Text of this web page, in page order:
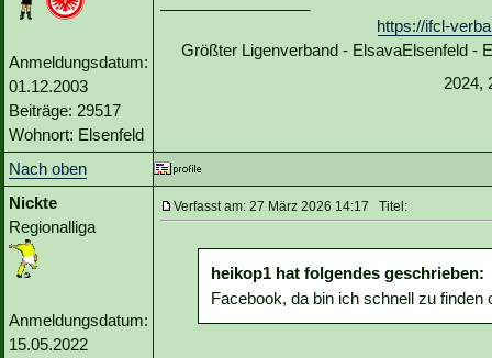
Anmeldungsdatum:
01.12.2003
Beiträge: 29517
Wohnort: Elsenfeld
https://ifcl-
Größter Ligenverband - ElsavaElsenfeld -
2024,
Nach oben
Nickte
Regionalliga
Anmeldungsdatum:
15.05.2022
Verfasst am: 27 März 2026 14:17 Titel:
heikop1 hat folgendes geschrieben:
Facebook, da bin ich schnell zu finden